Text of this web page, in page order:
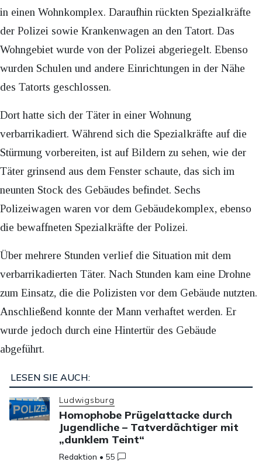
in einen Wohnkomplex. Daraufhin rückten Spezialkräfte
der Polizei sowie Krankenwagen an den Tatort. Das
Wohngebiet wurde von der Polizei abgeriegelt. Ebenso
wurden Schulen und andere Einrichtungen in der Nähe
des Tatorts geschlossen.
Dort hatte sich der Täter in einer Wohnung
verbarrikadiert. Während sich die Spezialkräfte auf die
Stürmung vorbereiten, ist auf Bildern zu sehen, wie der
Täter grinsend aus dem Fenster schaute, das sich im
neunten Stock des Gebäudes befindet. Sechs
Polizeiwagen waren vor dem Gebäudekomplex, ebenso
die bewaffneten Spezialkräfte der Polizei.
Über mehrere Stunden verlief die Situation mit dem
verbarrikadierten Täter. Nach Stunden kam eine Drohne
zum Einsatz, die die Polizisten vor dem Gebäude nutzten.
Anschließend konnte der Mann verhaftet werden. Er
wurde jedoch durch eine Hintertür des Gebäude
abgeführt.
LESEN SIE AUCH:
Ludwigsburg
Homophobe Prügelattacke durch
Jugendliche – Tatverdächtiger mit
„dunklem Teint“
Redaktion •55